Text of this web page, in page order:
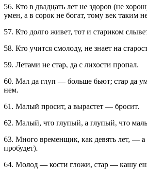
56. Кто в двадцать лет не здоров (не
умен, а в сорок не богат, тому век таким
57. Кто долго живет, тот и стариком
58. Кто учится смолоду, не знает на
59. Летами не стар, да с лихости пропал.
60. Мал да глуп — больше бьют; стар да
нем.
61. Малый просит, а вырастет — бросит.
62. Малый, что глупый, а глупый, что
63. Много временщик, как девять лет, — а
пробудет).
64. Молод — кости гложи, стар — кашу